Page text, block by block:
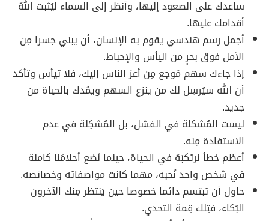
ساعدك على الصعود إليها، وأنظر إلى السماء ليُثبت اللهُ
أقدامك عليها.
أجمل رسم هندسي يقوم به الإنسان، أن يبني جسرا مِن
الأمل فوق بحرٍ من اليأس والإحباط.
إذا جاءك سهم مُوجع مِن أعز الناس إليك، فلا تيأس وتأكد
أن الله سيُرسِل لك من ينزع السهم ويمُدك بالحياة من
جديد.
ليست المُشكلة في الفشل، بل المُشكِلة في عدم
الاستفادة مِنه.
أعظم خطأ نرتكبَهُ في الحياة، حينما نَضع أحلامَنا كاملة
في شخص واحد نُحبه، مهما كانت مواصفاته وخصائصه.
حاول أن تبتسم دائما خصوصا حين يَنتظر مِنك الآخرون
البُكاء، فتِلك قِمة التحدي.